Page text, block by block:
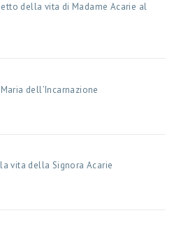
della vita di Madame Acarie al
dell’Incarnazione
vita della Signora Acarie